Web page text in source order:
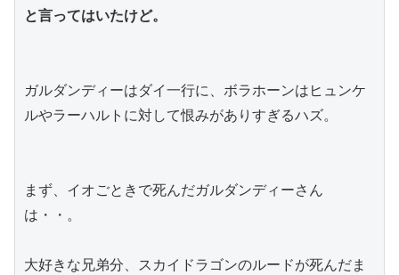
と言ってはいたけど。
ガルダンディーはダイ一行に、ボラホーンはヒュンケ
ルやラーハルトに対して恨みがありすぎるハズ。
まず、イオごときで死んだガルダンディーさん
は・・。
大好きな兄弟分、スカイドラゴンのルードが死んだま